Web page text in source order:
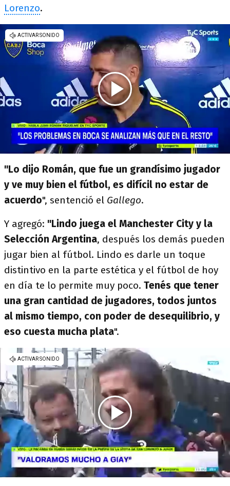
Lorenzo.
"Lo dijo Román, que fue un grandísimo jugador
y ve muy bien el fútbol, es difícil no estar de
acuerdo", sentenció el Gallego.
Y agregó: "Lindo juega el Manchester City y la
Selección Argentina, después los demás pueden
jugar bien al fútbol. Lindo es darle un toque
distintivo en la parte estética y el fútbol de hoy
en día te lo permite muy poco. Tenés que tener
una gran cantidad de jugadores, todos juntos
al mismo tiempo, con poder de desequilibrio, y
eso cuesta mucha plata".